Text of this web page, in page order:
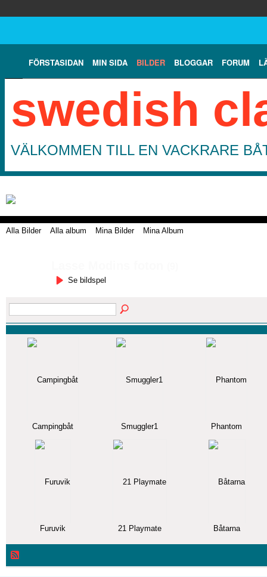
FÖRSTASIDAN MIN SIDA BILDER BLOGGAR FORUM
swedish
VÄLKOMMEN TILL EN VACKRARE
Alla Bilder Alla album Mina Bilder Mina Album
Se bildspel
Campingbåt Smuggler1 Phantom
Furuvik 21 Playmate Båtarna